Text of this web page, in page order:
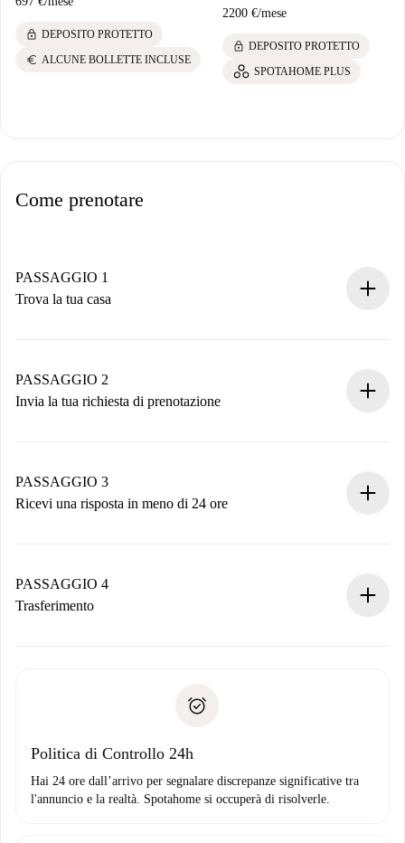
lock DEPOSITO PROTETTO
euro ALCUNE BOLLETTE INCLUSE
2200 €/mese
lock DEPOSITO PROTETTO
SPOTAHOME PLUS
Come prenotare
PASSAGGIO 1
Trova la tua casa
Hai tutte le informazioni necessarie in anticipo.
PASSAGGIO 2
Invia la tua richiesta di prenotazione
non accetta.
PASSAGGIO 3
Ricevi una risposta in meno di 24 ore
contatto con il proprietario.
Se rifiutata: non ti addebiteremo nulla e ti proporremo
Domiciliazione del pagamento
PASSAGGIO 4
Trasferimento
solo se non segnali problemi.
Politica di Controllo 24h
Hai 24 ore dall’arrivo per segnalare discrepanze significative tra
l'annuncio e la realtà. Spotahome si occuperà di risolverle.